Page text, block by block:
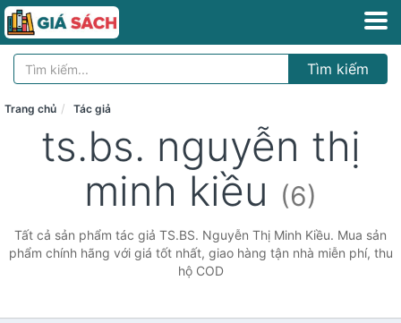
Tìm kiếm
Trang chủ Tác giả
ts.bs. nguyễn thị
minh kiều (6)
Tất cả sản phẩm tác giả TS.BS. Nguyễn Thị Minh Kiều. Mua sản
phẩm chính hãng với giá tốt nhất, giao hàng tận nhà miễn phí, thu
hộ COD